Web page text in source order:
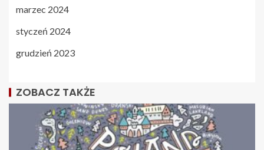
marzec 2024
styczeń 2024
grudzień 2023
ZOBACZ TAKŻE